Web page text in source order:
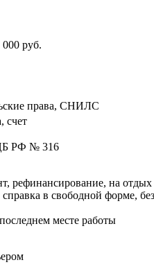
руб.
права, СНИЛС
счет
РФ № 316
рефинансирование, на отдых
в свободной форме,
месте работы